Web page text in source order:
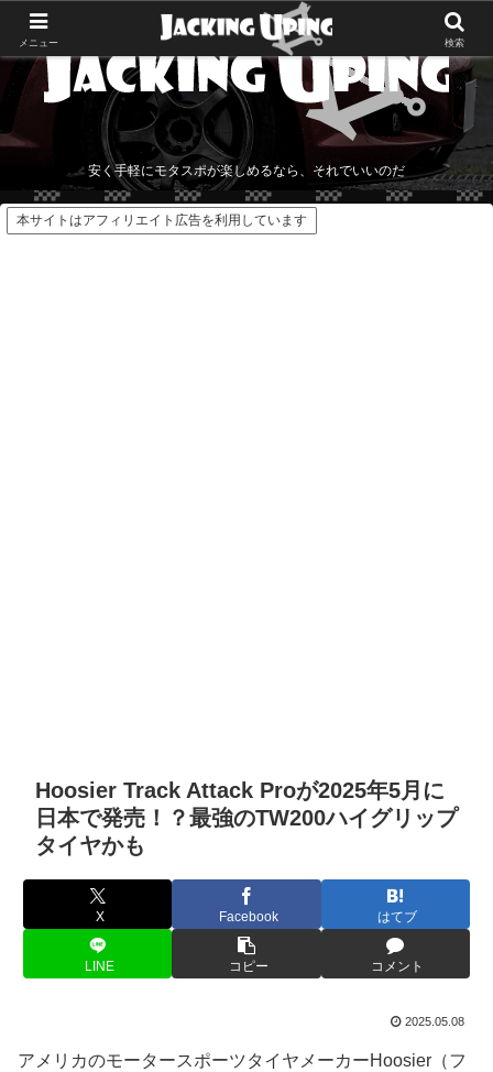
安く手軽にモタスポが楽しめるなら、それでいいのだ
本サイトはアフィリエイト広告を利用しています
Hoosier Track Attack Proが2025年5月に
日本で発売！？最強のTW200ハイグリップ
タイヤかも
X Facebook はてブ
LINE コピー コメント
2025.05.08
アメリカのモータースポーツタイヤメーカーHoosier（フ
メニュー 検索